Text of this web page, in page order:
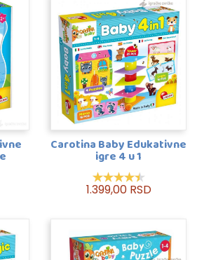
Carotina Baby Edukativne
igre 4 u 1
1.399,00 RSD